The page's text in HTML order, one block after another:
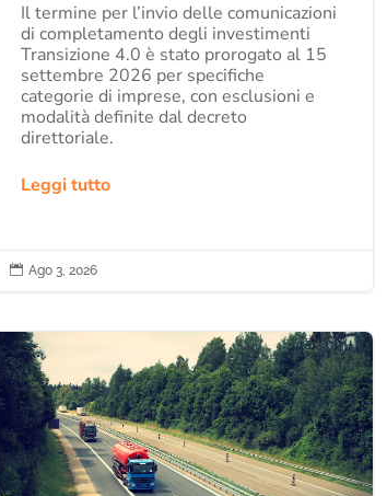
Il termine per l’invio delle comunicazioni
di completamento degli investimenti
Transizione 4.0 è stato prorogato al 15
settembre 2026 per specifiche
categorie di imprese, con esclusioni e
modalità definite dal decreto
direttoriale.
Leggi tutto
 Ago 3, 2026